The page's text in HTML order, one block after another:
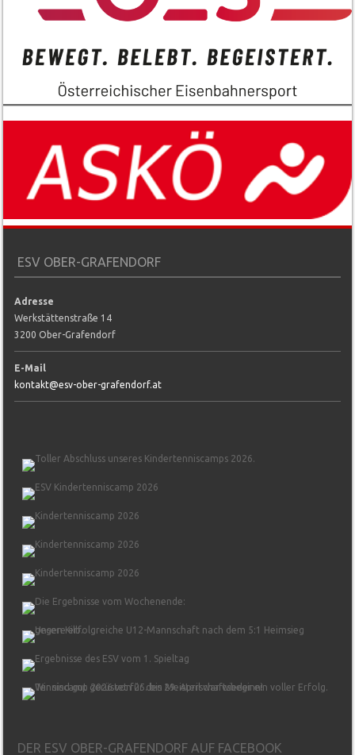
ESV OBER-GRAFENDORF
Adresse
Werkstättenstraße 14
3200 Ober-Grafendorf
E-Mail
kontakt@esv-ober-grafendorf.at
DER ESV OBER-GRAFENDORF AUF FACEBOOK